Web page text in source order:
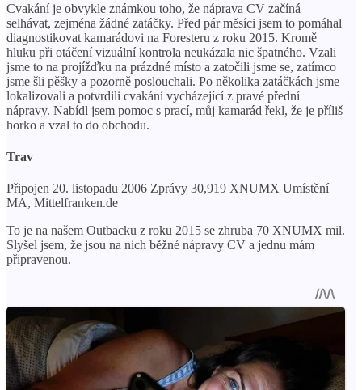
Cvakání je obvykle známkou toho, že náprava CV začíná
selhávat, zejména žádné zatáčky. Před pár měsíci jsem to pomáhal
diagnostikovat kamarádovi na Foresteru z roku 2015. Kromě
hluku při otáčení vizuální kontrola neukázala nic špatného. Vzali
jsme to na projížďku na prázdné místo a zatočili jsme se, zatímco
jsme šli pěšky a pozorně poslouchali. Po několika zatáčkách jsme
lokalizovali a potvrdili cvakání vycházející z pravé přední
nápravy. Nabídl jsem pomoc s prací, můj kamarád řekl, že je příliš
horko a vzal to do obchodu.
Trav
Připojen 20. listopadu 2006 Zprávy 30,919 XNUMX Umístění
MA, Mittelfranken.de
To je na našem Outbacku z roku 2015 se zhruba 70 XNUMX mil.
Slyšel jsem, že jsou na nich běžné nápravy CV a jednu mám
připravenou.